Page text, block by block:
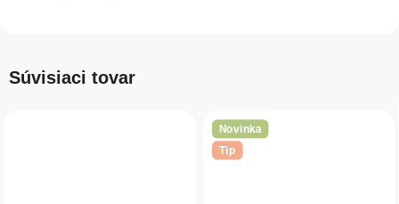
Súvisiaci tovar
Novinka
Tip